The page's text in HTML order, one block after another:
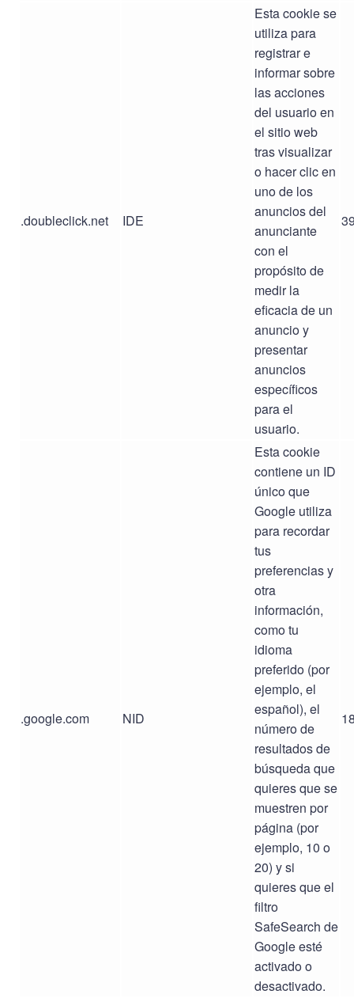
.doubleclick.net IDE
Esta cookie se
utiliza para
registrar e
informar sobre
las acciones
del usuario en
el sitio web
tras visualizar
o hacer clic en
uno de los
anuncios del
anunciante
con el
propósito de
medir la
eficacia de un
anuncio y
presentar
anuncios
específicos
para el
usuario.
.google.com NID
Esta cookie
contiene un ID
único que
Google utiliza
para recordar
tus
preferencias y
otra
información,
como tu
idioma
preferido (por
ejemplo, el
español), el
número de
resultados de
búsqueda que
quieres que se
muestren por
página (por
ejemplo, 10 o
20) y si
quieres que el
filtro
SafeSearch de
Google esté
activado o
desactivado.